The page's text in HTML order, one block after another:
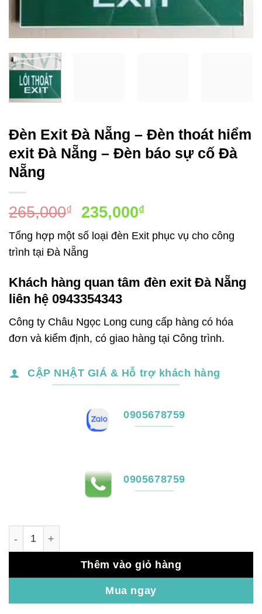
Đèn Exit Đà Nẵng – Đèn thoát hiểm
exit Đà Nẵng – Đèn báo sự cố Đà
Nẵng
265,000₫
Giá
gốc
là:
265,000₫.
235,000₫Giá
hiện
tại
235,000₫.
Tổng hợp một số loại đèn Exit phục vụ cho công
trình tại Đà Nẵng
Khách hàng quan tâm đèn exit Đà Nẵng
liên hệ 0943354343
Công ty Châu Ngọc Long cung cấp hàng có hóa
đơn và kiểm định, có giao hàng tại Công trình.
CẬP NHẬT GIÁ & Hỗ trợ khách hàng
0905678759
0905678759
Đèn Exit Đà Nẵng – Đèn thoát hiểm exit Đà Nẵng – Đèn
Thêm vào giỏ hàng
Mua ngay